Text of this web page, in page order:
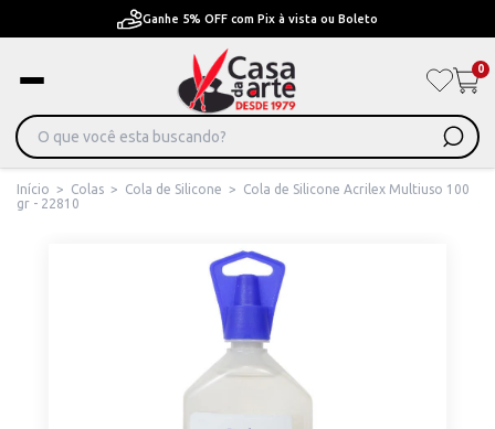
Pague em Até 6x sem juros ou ate 12x com juros
0
Início > Colas > Cola de Silicone >
Cola de Silicone Acrilex Multiuso 100
gr - 22810